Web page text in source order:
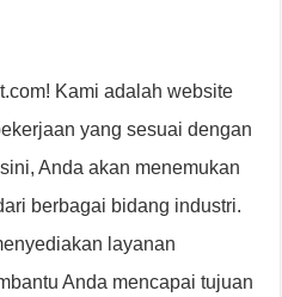
Kami adalah website
yang sesuai dengan
Anda akan menemukan
berbagai bidang industri.
layanan
Anda mencapai tujuan